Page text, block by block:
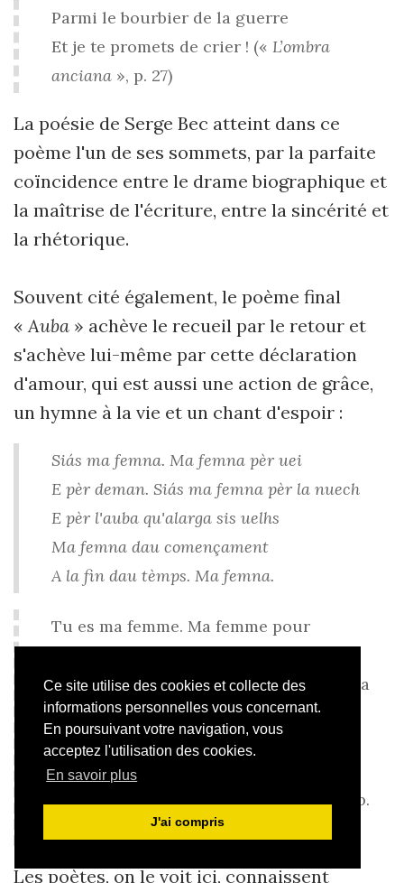
Ce site utilise des cookies et collecte des
informations personnelles vous concernant.
En poursuivant votre navigation, vous
acceptez l'utilisation des cookies.
En savoir plus
J'ai compris
Parmi le bourbier de la guerre
Et je te promets de crier ! (« L’ombra
anciana », p. 27)
La poésie de Serge Bec atteint dans ce
poème l'un de ses sommets, par la parfaite
coïncidence entre le drame biographique et
la maîtrise de l'écriture, entre la sincérité et
la rhétorique.
Souvent cité également, le poème final
« Auba » achève le recueil par le retour et
s'achève lui-même par cette déclaration
d'amour, qui est aussi une action de grâce,
un hymne à la vie et un chant d'espoir :
Siás ma femna. Ma femna pèr uei
E pèr deman. Siás ma femna pèr la nuech
E pèr l'auba qu'alarga sis uelhs
Ma femna dau començament
A la fin dau tèmps. Ma femna.
Tu es ma femme. Ma femme pour
Et pour demain. Tu es ma femme pour la
nuit
Et pour l’aube qui agrandit ses yeux
Ma femme du commencement
À la fin du temps. Ma femme. («Auba
», p.
Les poètes, on le voit ici, connaissent